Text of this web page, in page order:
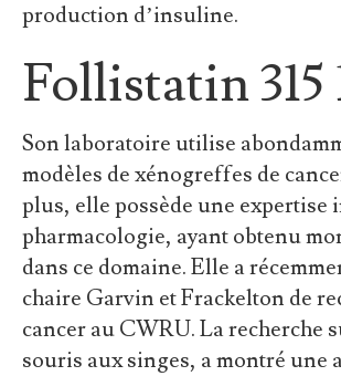
production d’insuline.
Follistatin 315
Son laboratoire utilise
modèles de xénogreffes de
plus, elle possède une expertise
pharmacologie, ayant obtenu
dans ce domaine. Elle a
chaire Garvin et Frackelton de
cancer au CWRU. La recherche
souris aux singes, a montré une